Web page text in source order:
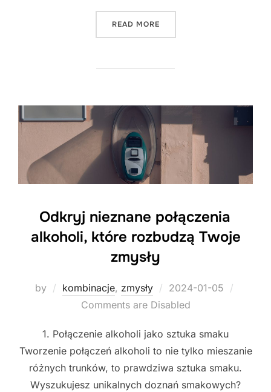
READ MORE"EKSPERYMENTUJ Z
Odkryj nieznane połączenia
alkoholi, które rozbudzą Twoje
zmysły
by kombinacje, zmysły
Posted
on
2024-01-05
Comments are Disabled
1. Połączenie alkoholi jako sztuka smaku
Tworzenie połączeń alkoholi to nie tylko mieszanie
różnych trunków, to prawdziwa sztuka smaku.
Wyszukujesz unikalnych doznań smakowych?